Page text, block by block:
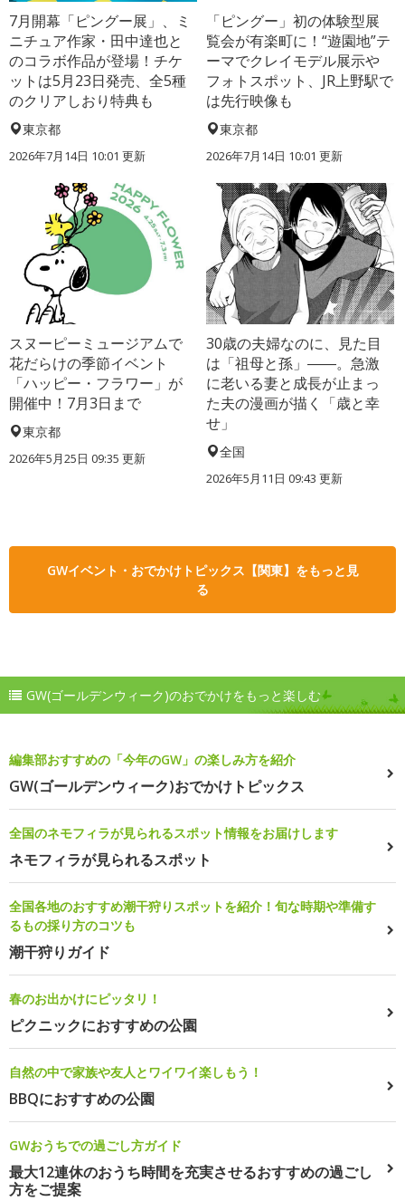
7月開幕「ピングー展」、ミ
ニチュア作家・田中達也と
のコラボ作品が登場！チケ
ットは5月23日発売、全5種
のクリアしおり特典も
東京都
2026年7月14日 10:01 更新
「ピングー」初の体験型展
覧会が有楽町に！“遊園地”テ
ーマでクレイモデル展示や
フォトスポット、JR上野駅で
は先行映像も
東京都
2026年7月14日 10:01 更新
スヌーピーミュージアムで
花だらけの季節イベント
「ハッピー・フラワー」が
開催中！7月3日まで
東京都
2026年5月25日 09:35 更新
30歳の夫婦なのに、見た目
は「祖母と孫」――。急激
に老いる妻と成長が止まっ
た夫の漫画が描く「歳と幸
せ」
全国
2026年5月11日 09:43 更新
GWイベント・おでかけトピックス【関東】をもっと見
る
GW(ゴールデンウィーク)のおでかけをもっと楽しむ
編集部おすすめの「今年のGW」の楽しみ方を紹介
GW(ゴールデンウィーク)おでかけトピックス
全国のネモフィラが見られるスポット情報をお届けします
ネモフィラが見られるスポット
全国各地のおすすめ潮干狩りスポットを紹介！旬な時期や準備す
るもの採り方のコツも
潮干狩りガイド
春のお出かけにピッタリ！
ピクニックにおすすめの公園
自然の中で家族や友人とワイワイ楽しもう！
BBQにおすすめの公園
GWおうちでの過ごし方ガイド
最大12連休のおうち時間を充実させるおすすめの過ごし
方をご提案